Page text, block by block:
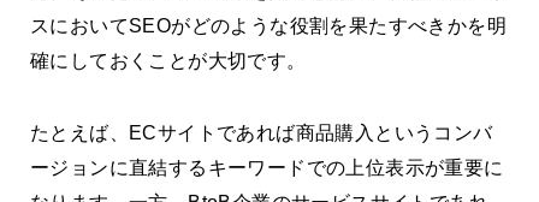
スにおいてSEOがどのような役割を果たすべきかを明
確にしておくことが大切です。
たとえば、ECサイトであれば商品購入というコンバ
ージョンに直結するキーワードでの上位表示が重要に